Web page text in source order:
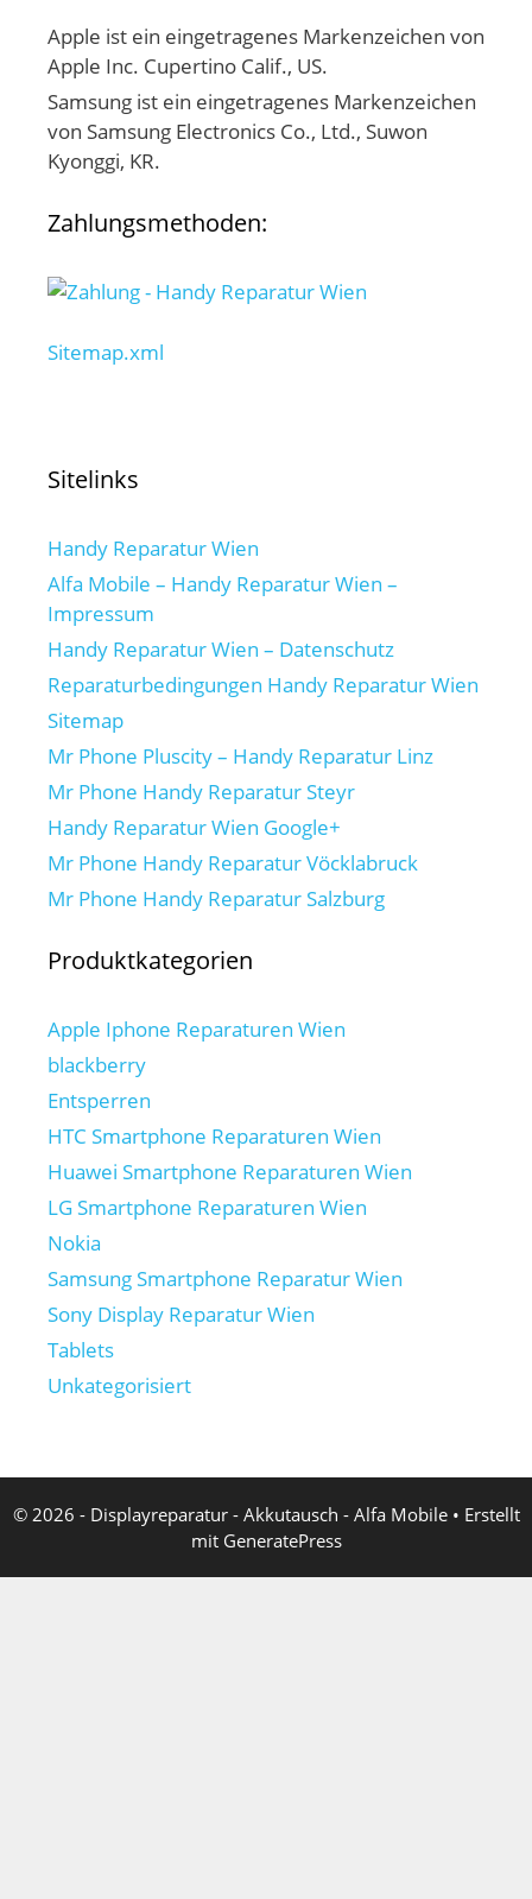
Apple ist ein eingetragenes Markenzeichen von
Apple Inc. Cupertino Calif., US.
Samsung ist ein eingetragenes Markenzeichen
von Samsung Electronics Co., Ltd., Suwon
Kyonggi, KR.
Zahlungsmethoden:
Sitemap.xml
Sitelinks
Handy Reparatur Wien
Alfa Mobile – Handy Reparatur Wien –
Impressum
Handy Reparatur Wien – Datenschutz
Reparaturbedingungen Handy Reparatur Wien
Sitemap
Mr Phone Pluscity – Handy Reparatur Linz
Mr Phone Handy Reparatur Steyr
Handy Reparatur Wien Google+
Mr Phone Handy Reparatur Vöcklabruck
Mr Phone Handy Reparatur Salzburg
Produktkategorien
Apple Iphone Reparaturen Wien
blackberry
Entsperren
HTC Smartphone Reparaturen Wien
Huawei Smartphone Reparaturen Wien
LG Smartphone Reparaturen Wien
Nokia
Samsung Smartphone Reparatur Wien
Sony Display Reparatur Wien
Tablets
Unkategorisiert
© 2026 - Displayreparatur - Akkutausch - Alfa Mobile• Erstellt
mit GeneratePress